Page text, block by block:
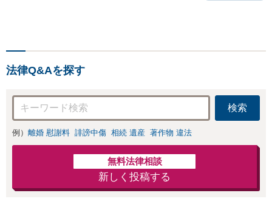
法律Q&Aを探す
検索
例） 離婚 慰謝料 誹謗中傷 相続 遺産 著作物 違法
無料法律相談
新しく投稿する